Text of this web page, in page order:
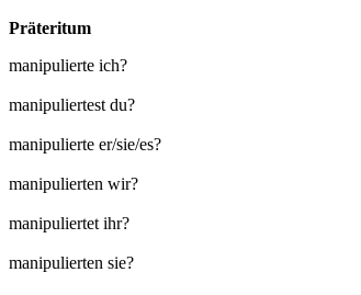
Präteritum
manipulierte ich?
manipuliertest du?
manipulierte er/sie/es?
manipulierten wir?
manipuliertet ihr?
manipulierten sie?